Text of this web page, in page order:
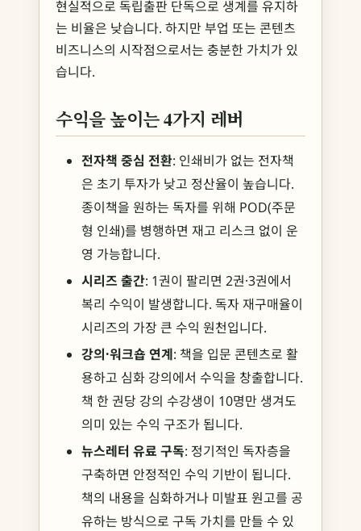
현실적으로 독립출판 단독으로 생계를 유지하
는 비율은 낮습니다. 하지만 부업 또는 콘텐츠
비즈니스의 시작점으로서는 충분한 가치가 있
습니다.
수익을 높이는 4가지 레버
전자책 중심 전환: 인쇄비가 없는 전자책
은 초기 투자가 낮고 정산율이 높습니다.
종이책을 원하는 독자를 위해 POD(주문
형 인쇄)를 병행하면 재고 리스크 없이 운
영 가능합니다.
시리즈 출간: 1권이 팔리면 2권·3권에서
복리 수익이 발생합니다. 독자 재구매율이
시리즈의 가장 큰 수익 원천입니다.
강의·워크숍 연계: 책을 입문 콘텐츠로 활
용하고 심화 강의에서 수익을 창출합니다.
책 한 권당 강의 수강생이 10명만 생겨도
의미 있는 수익 구조가 됩니다.
뉴스레터 유료 구독: 정기적인 독자층을
구축하면 안정적인 수익 기반이 됩니다.
책의 내용을 심화하거나 미발표 원고를 공
유하는 방식으로 구독 가치를 만들 수 있